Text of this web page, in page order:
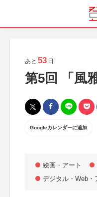
あと 53 日
第5回 「風
Googleカレンダーに追加
絵画・アート
デジタル・Web・